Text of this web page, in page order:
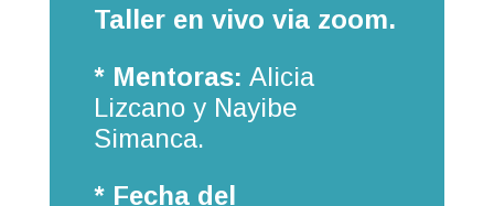
Taller en vivo via zoom.
* Mentoras: Alicia
Lizcano y Nayibe
Simanca.
* Fecha del